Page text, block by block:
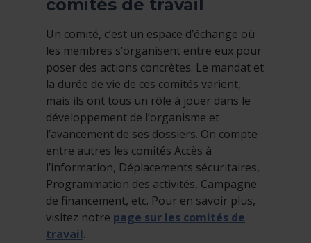
comités de travail
Un comité, c’est un espace d’échange où
les membres s’organisent entre eux pour
poser des actions concrètes. Le mandat et
la durée de vie de ces comités varient,
mais ils ont tous un rôle à jouer dans le
développement de l’organisme et
l’avancement de ses dossiers. On compte
entre autres les comités Accès à
l’information, Déplacements sécuritaires,
Programmation des activités, Campagne
de financement, etc. Pour en savoir plus,
visitez notre page sur les comités de
travail.